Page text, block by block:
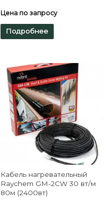
Цена по запросу
Подробнее
Кабель нагревательный
Raychem GM-2CW 30 вт/м
80м (2400вт)